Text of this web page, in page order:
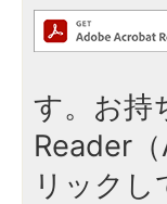
す。お持
Reader
リック